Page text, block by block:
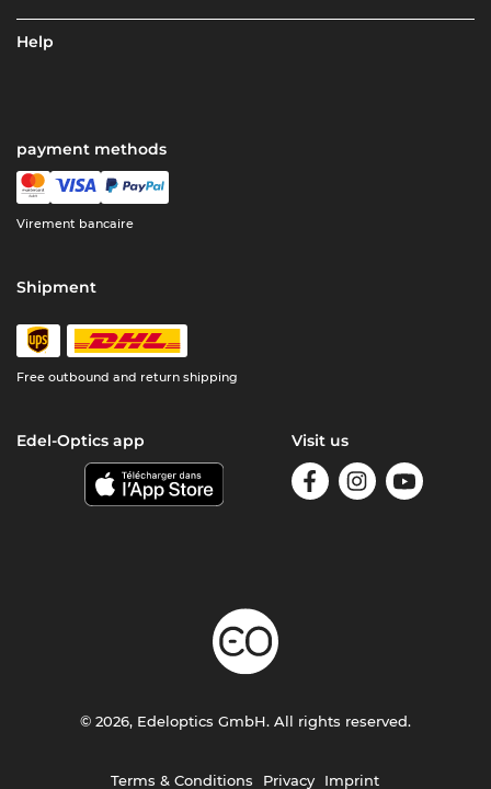
Help
payment methods
Virement bancaire
Shipment
Free outbound and return shipping
Edel-Optics app Visit us
Terms & Conditions Privacy Imprint
© 2026, Edeloptics GmbH. All rights reserved.